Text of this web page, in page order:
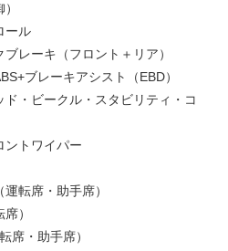
ール
レーキ（フロント＋リア）
ブレーキアシスト（EBD）
・ビークル・スタビリティ・コ
トワイパー
転席・助手席）
）
席・助手席）